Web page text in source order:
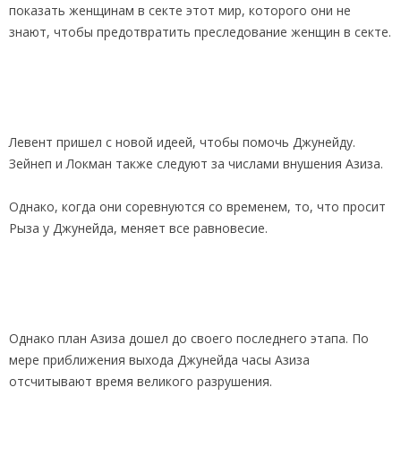
показать женщинам в секте этот мир, которого они не
знают, чтобы предотвратить преследование женщин в секте.
Левент пришел с новой идеей, чтобы помочь Джунейду.
Зейнеп и Локман также следуют за числами внушения Азиза.
Однако, когда они соревнуются со временем, то, что просит
Рыза у Джунейда, меняет все равновесие.
Однако план Азиза дошел до своего последнего этапа. По
мере приближения выхода Джунейда часы Азиза
отсчитывают время великого разрушения.